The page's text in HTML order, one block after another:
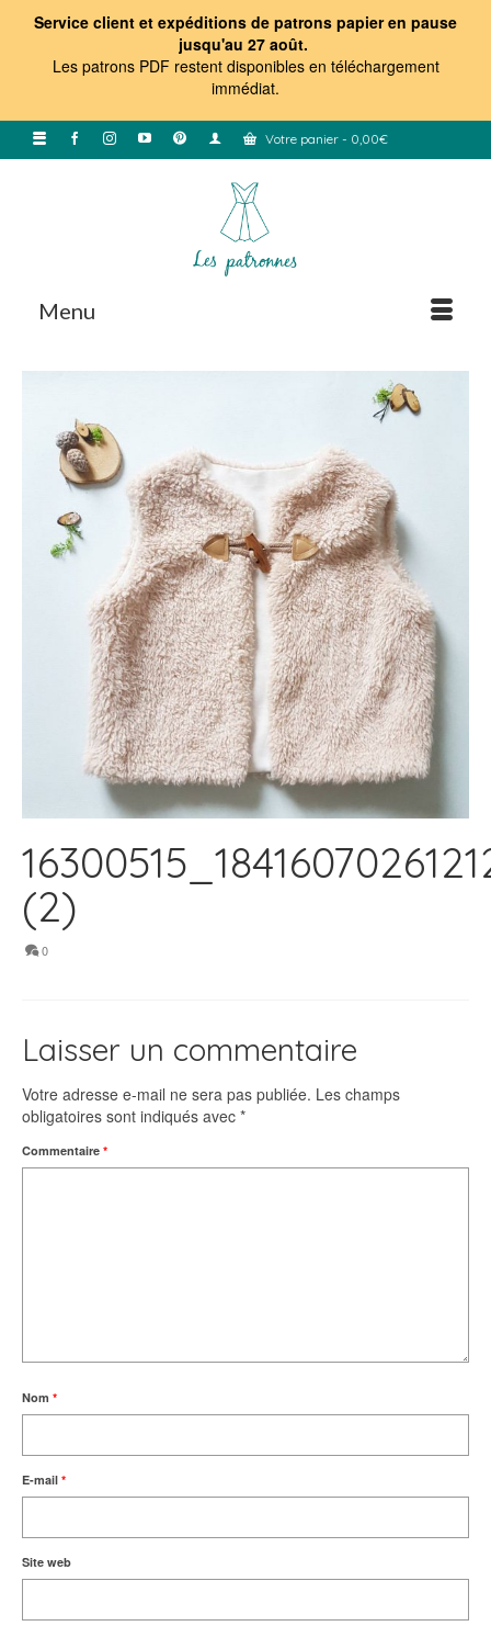
Service client et expéditions de patrons papier en pause
jusqu'au 27 août.
Les patrons PDF restent disponibles en téléchargement
immédiat.
Votre panier - 0,00€
Menu
(2)
0
Laisser un commentaire
Votre adresse e-mail ne sera pas publiée. Les champs
obligatoires sont indiqués avec *
Commentaire *
Nom *
E-mail *
Site web